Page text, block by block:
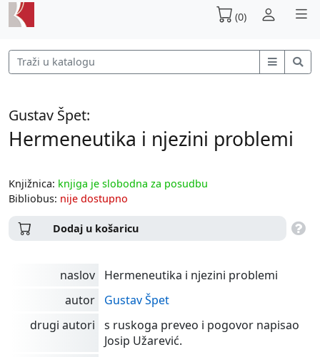
(0)
Gustav Špet:
Hermeneutika i njezini problemi
Knjižnica: knjiga je slobodna za posudbu
Bibliobus: nije dostupno
Dodaj u košaricu
naslov
Hermeneutika i njezini problemi
autor
Gustav Špet
drugi autori
s ruskoga preveo i pogovor napisao
Josip Užarević.